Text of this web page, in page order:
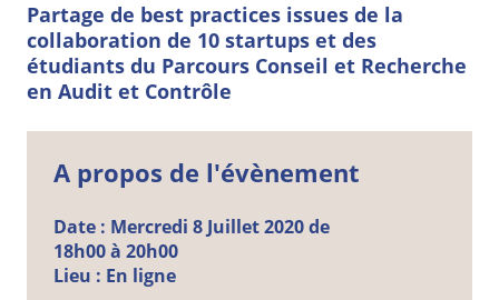
Partage de best practices issues de la
collaboration de 10 startups et des
étudiants du Parcours Conseil et Recherche
en Audit et Contrôle
A propos de l'évènement
Date : Mercredi 8 Juillet2020 de
18h00 à 20h00
Lieu : En ligne